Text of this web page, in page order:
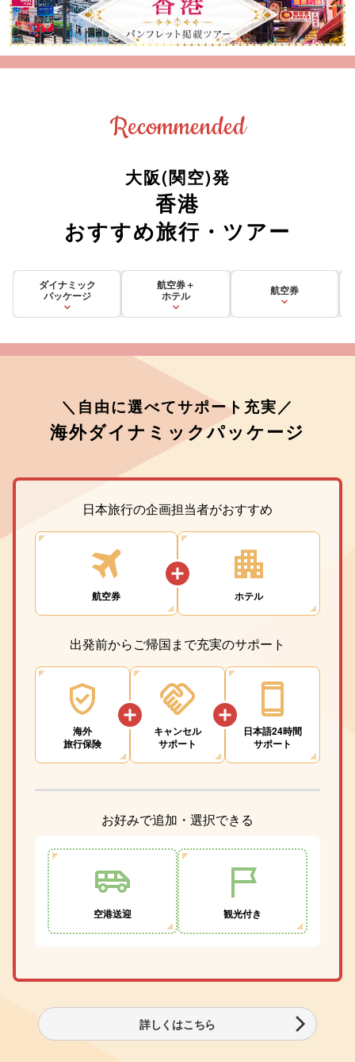
Recommended
大阪(関空)発
香港
おすすめ旅行・ツアー
ダイナミック
パッケージ
航空券＋
ホテル 航空券
＼自由に選べてサポート充実／
海外ダイナミックパッケージ
日本旅行の企画担当者がおすすめ
航空券 ホテル
出発前からご帰国まで充実のサポート
海外
旅行保険
キャンセル
サポート
日本語24時間
サポート
お好みで追加・選択できる
空港送迎 観光付き
詳しくはこちら